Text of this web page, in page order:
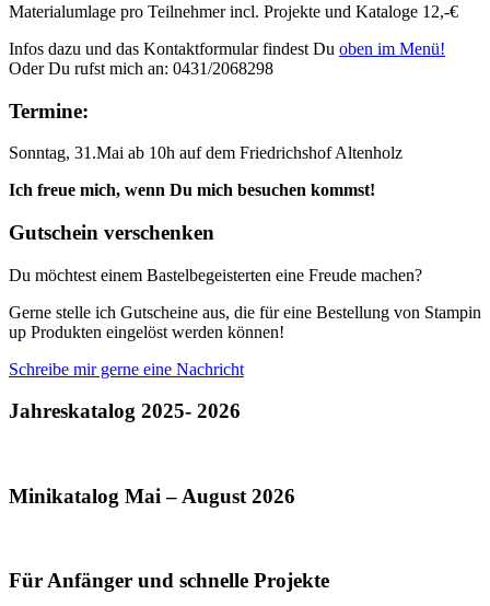
Materialumlage pro Teilnehmer incl. Projekte und Kataloge 12,-€
Infos dazu und das Kontaktformular findest Du oben im Menü!
Oder Du rufst mich an: 0431/2068298
Termine:
Sonntag, 31.Mai ab 10h auf dem Friedrichshof Altenholz
Ich freue mich, wenn Du mich besuchen kommst!
Gutschein verschenken
Du möchtest einem Bastelbegeisterten eine Freude machen?
Gerne stelle ich Gutscheine aus, die für eine Bestellung von Stampin
up Produkten eingelöst werden können!
Schreibe mir gerne eine Nachricht
Jahreskatalog 2025- 2026
Minikatalog Mai – August 2026
Für Anfänger und schnelle Projekte